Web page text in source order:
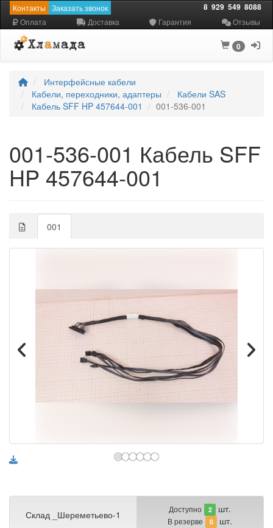
Контакты Заказать звонок 8 929 549 8088
Оплата Доставка Гарантия Отзывы
0
Интерфейсные кабели
Кабели, переходники, адаптеры
Кабели SAS
Кабель SFF HP 457644-001
001-536-001
001-536-001 Кабель SFF
HP 457644-001
001
Склад _Шереметьево-1 Доступно 2 шт.
В резерве 0 шт.